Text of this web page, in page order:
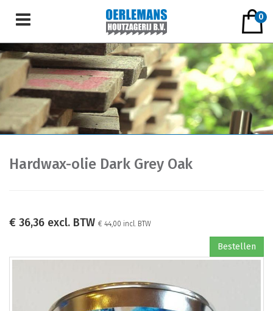
0
Hardwax-olie Dark Grey Oak
€ 36,36 excl. BTW € 44,00 incl. BTW